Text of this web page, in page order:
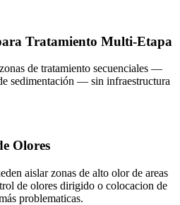
Tratamiento Multi-Etapa
de tratamiento secuenciales —
sedimentación — sin infraestructura
Olores
aislar zonas de alto olor de areas
de olores dirigido o colocacion de
problematicas.